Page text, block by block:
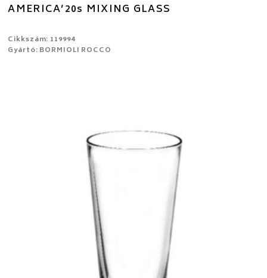
AMERICA’20s MIXING GLASS
Cikkszám: 119994
Gyártó: BORMIOLI ROCCO